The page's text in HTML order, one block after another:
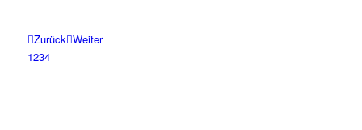
Zurück Weiter
1234